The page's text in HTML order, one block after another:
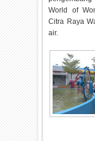
World of
Citra Raya
air.